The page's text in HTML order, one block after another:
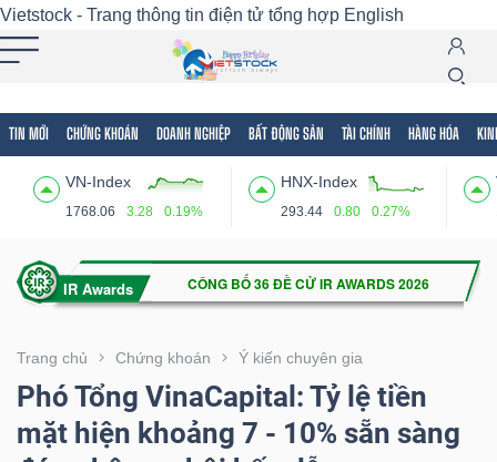
Vietstock - Trang thông tin điện tử tổng hợp English
TIN MỚI CHỨNG KHOÁN DOANH NGHIỆP BẤT ĐỘNG SẢN TÀI CHÍNH HÀNG HÓA
VN-Index
1768.06 3.28 0.19%
HNX-Index
293.44 0.80 0.27%
Trang chủ Chứng khoán Ý kiến chuyên gia
Phó Tổng VinaCapital: Tỷ lệ tiền
mặt hiện khoảng 7 - 10% sẵn sàng
Tất cả Tính năng Ngành Mã chứng khoán
Tính
(-)
VIETSTOCK
CHỨNG